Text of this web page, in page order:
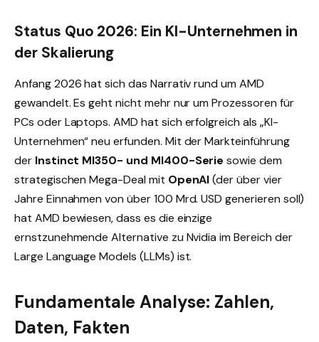
Status Quo 2026: Ein KI-Unternehmen in
der Skalierung
Anfang 2026 hat sich das Narrativ rund um AMD
gewandelt. Es geht nicht mehr nur um Prozessoren für
PCs oder Laptops. AMD hat sich erfolgreich als „KI-
Unternehmen“ neu erfunden. Mit der Markteinführung
der Instinct MI350- und MI400-Serie sowie dem
strategischen Mega-Deal mit OpenAI(der über vier
Jahre Einnahmen von über 100 Mrd. USD generieren soll)
hat AMD bewiesen, dass es die einzige
ernstzunehmende Alternative zu Nvidia im Bereich der
Large Language Models (LLMs) ist.
Fundamentale Analyse: Zahlen,
Daten, Fakten